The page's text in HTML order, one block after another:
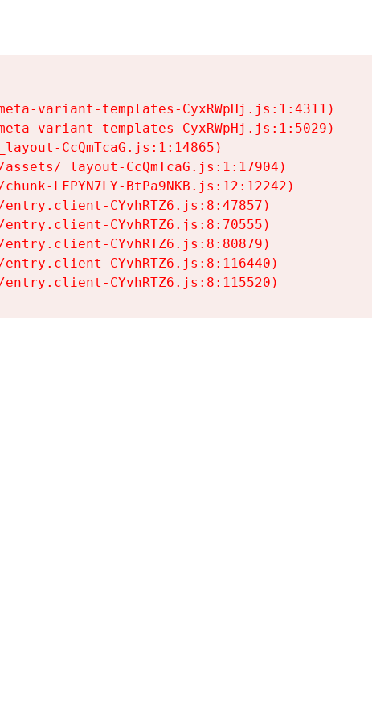
variant-templates-CyxRWpHj.js:1:4311)
variant-templates-CyxRWpHj.js:1:5029)
CcQmTcaG.js:1:14865)
_layout-CcQmTcaG.js:1:17904)
LFPYN7LY-BtPa9NKB.js:12:12242)
CYvhRTZ6.js:8:47857)
CYvhRTZ6.js:8:70555)
CYvhRTZ6.js:8:80879)
CYvhRTZ6.js:8:116440)
CYvhRTZ6.js:8:115520)